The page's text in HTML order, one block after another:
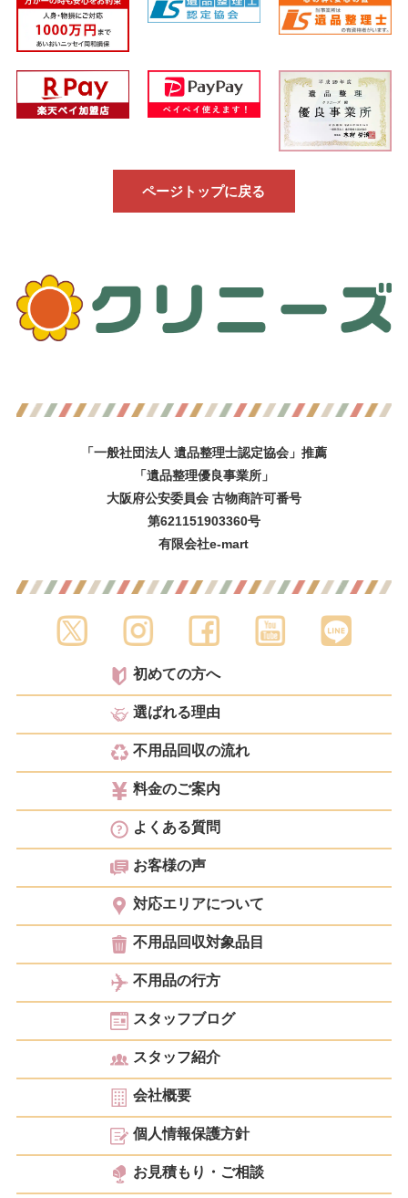
ページトップに戻る
「一般社団法人 遺品整理士認定協会」推薦
「遺品整理優良事業所」
大阪府公安委員会 古物商許可番号
第621151903360号
有限会社e-mart
初めての方へ
選ばれる理由
不用品回収の流れ
料金のご案内
よくある質問
お客様の声
対応エリアについて
不用品回収対象品目
不用品の行方
スタッフブログ
スタッフ紹介
会社概要
個人情報保護方針
お見積もり・ご相談